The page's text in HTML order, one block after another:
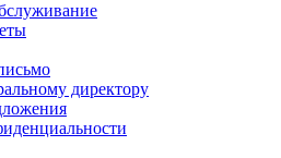
директору